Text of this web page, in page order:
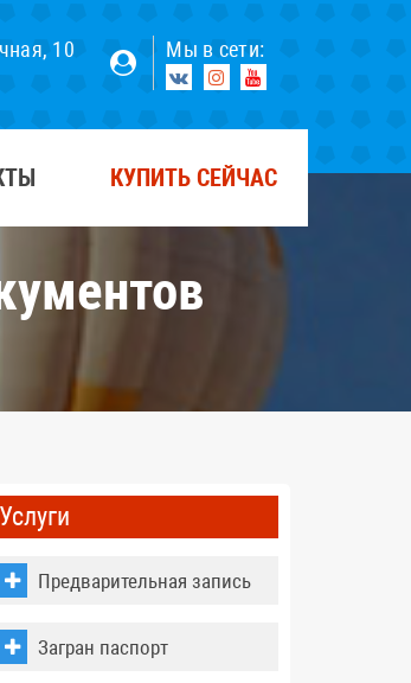
10
Мы в сети:
КУПИТЬ СЕЙЧАС
Услуги
Предварительная запись
Загран паспорт